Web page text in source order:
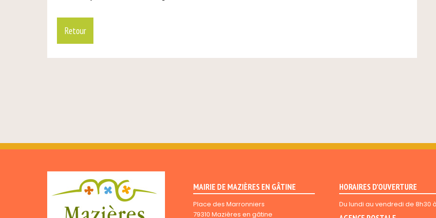
Retour
MAIRIE DE MAZIÈRES EN GÂTINE
Place des Marronniers
79310 Mazières en gâtine
HORAIRES D'OUVERTURE
Du lundi au vendredi de 8h30